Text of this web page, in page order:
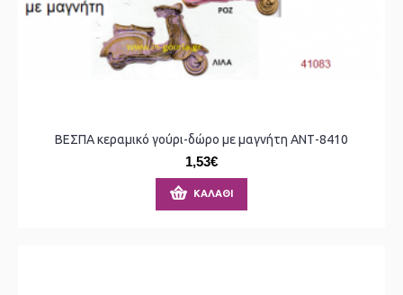
ΒΕΣΠΑ κεραμικό γούρι-δώρο με μαγνήτη ΑΝΤ-8410
1,53€
ΚΑΛΆΘΙ